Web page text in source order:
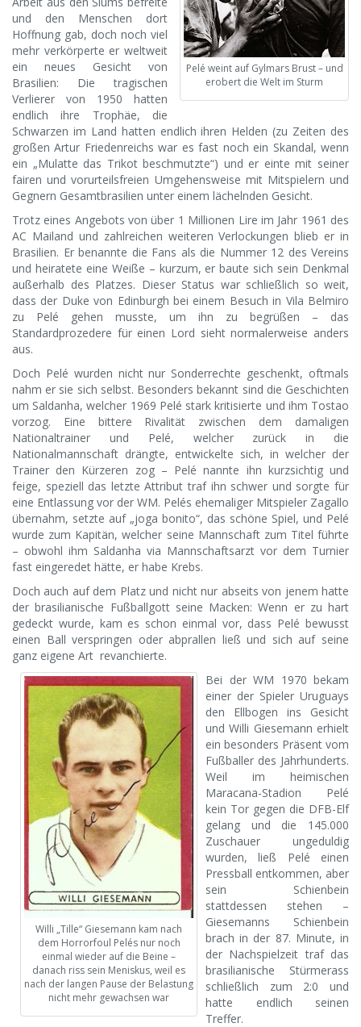
Pelé weint auf Gylmars Brust – und
erobert die Welt im Sturm
und den Menschen dort
Hoffnung gab, doch noch viel
mehr verkörperte er weltweit
ein neues Gesicht von
Brasilien: Die tragischen
Verlierer von 1950 hatten
endlich ihre Trophäe, die
Schwarzen im Land hatten endlich ihren Helden (zu Zeiten des
großen Artur Friedenreichs war es fast noch ein Skandal, wenn
ein „Mulatte das Trikot beschmutzte“) und er einte mit seiner
fairen und vorurteilsfreien Umgehensweise mit Mitspielern und
Gegnern Gesamtbrasilien unter einem lächelnden Gesicht.
Trotz eines Angebots von über 1 Millionen Lire im Jahr 1961 des
AC Mailand und zahlreichen weiteren Verlockungen blieb er in
Brasilien. Er benannte die Fans als die Nummer 12 des Vereins
und heiratete eine Weiße – kurzum, er baute sich sein Denkmal
außerhalb des Platzes. Dieser Status war schließlich so weit,
dass der Duke von Edinburgh bei einem Besuch in Vila Belmiro
zu Pelé gehen musste, um ihn zu begrüßen – das
Standardprozedere für einen Lord sieht normalerweise anders
aus.
Doch Pelé wurden nicht nur Sonderrechte geschenkt, oftmals
nahm er sie sich selbst. Besonders bekannt sind die Geschichten
um Saldanha, welcher 1969 Pelé stark kritisierte und ihm Tostao
vorzog. Eine bittere Rivalität zwischen dem damaligen
Nationaltrainer und Pelé, welcher zurück in die
Nationalmannschaft drängte, entwickelte sich, in welcher der
Trainer den Kürzeren zog – Pelé nannte ihn kurzsichtig und
feige, speziell das letzte Attribut traf ihn schwer und sorgte für
eine Entlassung vor der WM. Pelés ehemaliger Mitspieler Zagallo
übernahm, setzte auf „joga bonito“, das schöne Spiel, und Pelé
wurde zum Kapitän, welcher seine Mannschaft zum Titel führte
– obwohl ihm Saldanha via Mannschaftsarzt vor dem Turnier
fast eingeredet hätte, er habe Krebs.
Doch auch auf dem Platz und nicht nur abseits von jenem hatte
der brasilianische Fußballgott seine Macken: Wenn er zu hart
gedeckt wurde, kam es schon einmal vor, dass Pelé bewusst
einen Ball verspringen oder abprallen ließ und sich auf seine
ganz eigene Art revanchierte.
Willi „Tille“ Giesemann kam nach
dem Horrorfoul Pelés nur noch
einmal wieder auf die Beine –
danach riss sein Meniskus, weil es
nach der langen Pause der Belastung
nicht mehr gewachsen war
Bei der WM 1970 bekam
einer der Spieler Uruguays
den Ellbogen ins Gesicht
und Willi Giesemann erhielt
ein besonders Präsent vom
Fußballer des Jahrhunderts.
Weil im heimischen
Maracana-Stadion Pelé
kein Tor gegen die DFB-Elf
gelang und die 145.000
Zuschauer ungeduldig
wurden, ließ Pelé einen
Pressball entkommen, aber
sein Schienbein
stattdessen stehen –
Giesemanns Schienbein
brach in der 87. Minute, in
der Nachspielzeit traf das
brasilianische Stürmerass
schließlich zum 2:0 und
hatte endlich seinen
Treffer.